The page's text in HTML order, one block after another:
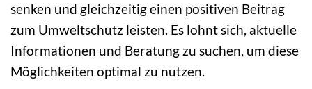
senken und gleichzeitig einen positiven Beitrag
zum Umweltschutz leisten. Es lohnt sich, aktuelle
Informationen und Beratung zu suchen, um diese
Möglichkeiten optimal zu nutzen.